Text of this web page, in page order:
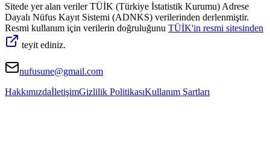
Sitede yer alan veriler TÜİK (Türkiye İstatistik Kurumu) Adrese
Dayalı Nüfus Kayıt Sistemi (ADNKS) verilerinden derlenmiştir.
Resmi kullanım için verilerin doğruluğunu TÜİK'in resmi sitesinden
teyit ediniz.
nufusune@gmail.com
HakkımızdaİletişimGizlilik PolitikasıKullanım Şartları